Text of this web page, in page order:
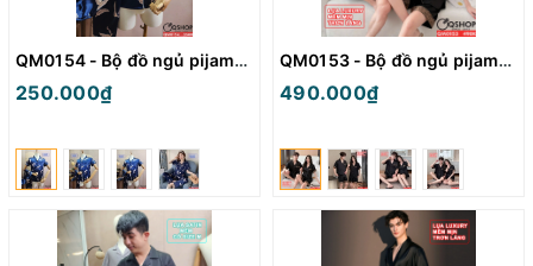
QM0154 - Bộ đồ ngủ pijama nữ
250.000₫
QM0153 - Bộ đồ ngủ pijama cặp đôi quần ngắn lụa mềm mát
490.000₫